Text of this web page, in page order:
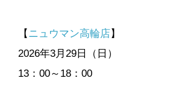
【 ニュウマン高輪店】
2026年3月29日（日）
13：00～18：00